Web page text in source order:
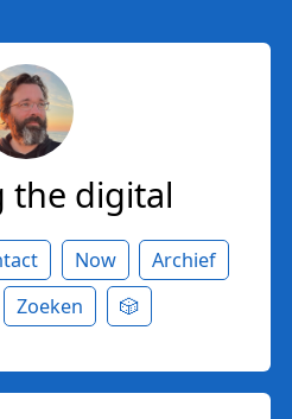
the digital
Now
Archief
Zoeken 🎲